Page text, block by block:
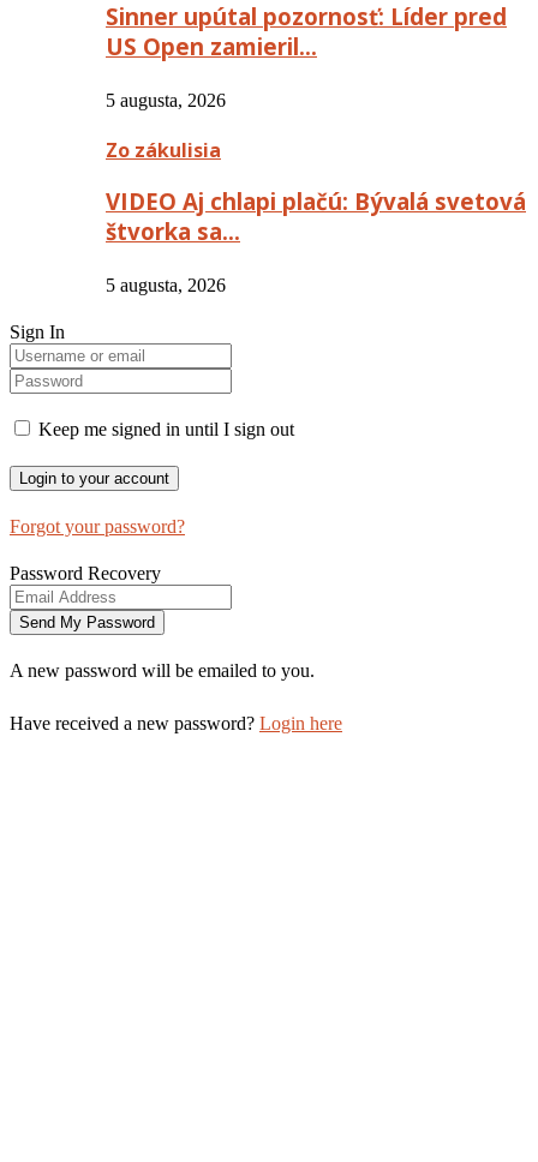
Sinner upútal pozornosť: Líder pred
US Open zamieril…
5 augusta, 2026
Zo zákulisia
VIDEO Aj chlapi plačú: Bývalá svetová
štvorka sa…
5 augusta, 2026
Sign In
Keep me signed in until I sign out
Forgot your password?
Password Recovery
A new password will be emailed to you.
Have received a new password? Login here